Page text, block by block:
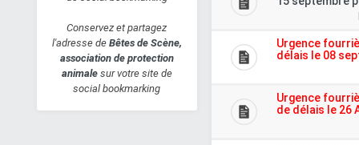
Hier à 16:43 unnuk38
KASIMIR - double
poney haflinger - 20
ans
Conservez et partagez
l'adresse de Bêtes de Scène,
association de protection
animale sur votre site de
social bookmarking
Urgence
délais le 08
Urgence
de délais le 26